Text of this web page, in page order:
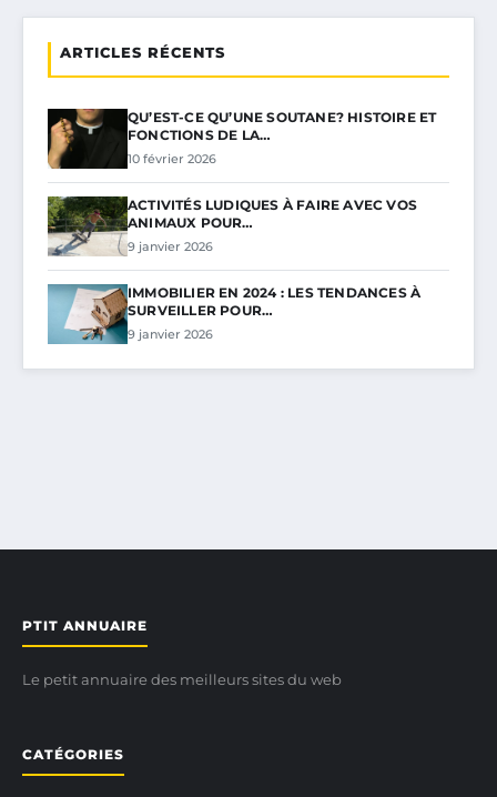
ARTICLES RÉCENTS
QU’EST-CE QU’UNE SOUTANE? HISTOIRE ET
FONCTIONS DE LA…
10 février 2026
ACTIVITÉS LUDIQUES À FAIRE AVEC VOS
ANIMAUX POUR…
9 janvier 2026
IMMOBILIER EN 2024 : LES TENDANCES À
SURVEILLER POUR…
9 janvier 2026
PTIT ANNUAIRE
Le petit annuaire des meilleurs sites du web
CATÉGORIES